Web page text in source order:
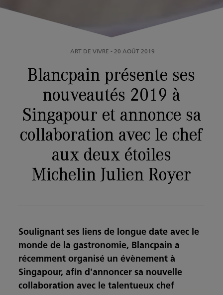
ART DE VIVRE - 20 AOÛT 2019
Blancpain présente ses
nouveautés 2019 à
Singapour et annonce sa
collaboration avec le chef
aux deux étoiles
Michelin Julien Royer
Soulignant ses liens de longue date avec le
monde de la gastronomie, Blancpain a
récemment organisé un évènement à
Singapour, afin d'annoncer sa nouvelle
collaboration avec le talentueux chef